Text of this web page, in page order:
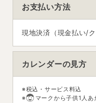
お支払い方法
現地決済（現金払い/ク
カレンダーの見方
※税込・サービス料込
※
マークから子供1人